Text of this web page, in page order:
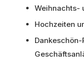
Weihnachts-
Hochzeiten